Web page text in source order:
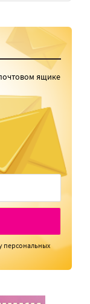
ящике
персональных